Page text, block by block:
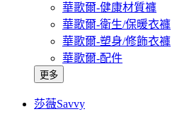
華歌爾-健康材質褲
華歌爾-衛生/保暖衣褲
華歌爾-塑身/修飾衣褲
華歌爾-配件
更多
莎薇Savvy